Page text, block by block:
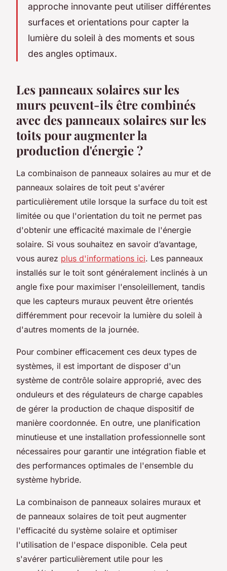
approche innovante peut utiliser différentes
surfaces et orientations pour capter la
lumière du soleil à des moments et sous
des angles optimaux.
Les panneaux solaires sur les
murs peuvent-ils être combinés
avec des panneaux solaires sur les
toits pour augmenter la
production d'énergie ?
La combinaison de panneaux solaires au mur et de
panneaux solaires de toit peut s'avérer
particulièrement utile lorsque la surface du toit est
limitée ou que l'orientation du toit ne permet pas
d'obtenir une efficacité maximale de l'énergie
solaire. Si vous souhaitez en savoir d’avantage,
vous aurez plus d'informations ici. Les panneaux
installés sur le toit sont généralement inclinés à un
angle fixe pour maximiser l'ensoleillement, tandis
que les capteurs muraux peuvent être orientés
différemment pour recevoir la lumière du soleil à
d'autres moments de la journée.
Pour combiner efficacement ces deux types de
systèmes, il est important de disposer d'un
système de contrôle solaire approprié, avec des
onduleurs et des régulateurs de charge capables
de gérer la production de chaque dispositif de
manière coordonnée. En outre, une planification
minutieuse et une installation professionnelle sont
nécessaires pour garantir une intégration fiable et
des performances optimales de l'ensemble du
système hybride.
La combinaison de panneaux solaires muraux et
de panneaux solaires de toit peut augmenter
l'efficacité du système solaire et optimiser
l'utilisation de l'espace disponible. Cela peut
s'avérer particulièrement utile pour les